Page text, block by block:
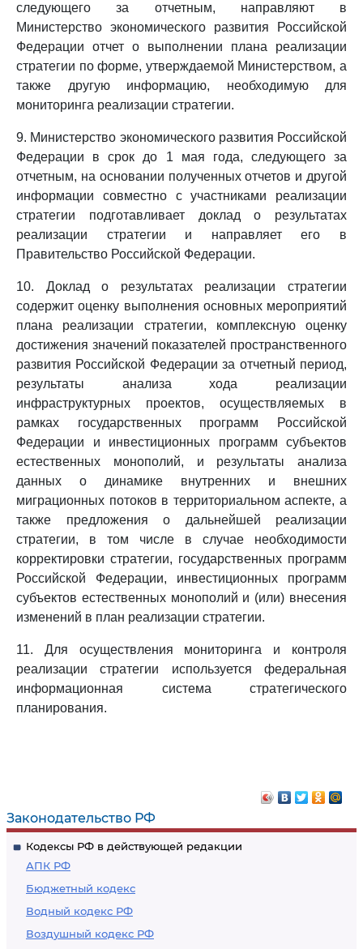
Законодательство РФ
Кодексы РФ в действующей редакции
АПК РФ
Бюджетный кодекс
Водный кодекс РФ
Воздушный кодекс РФ
следующего за отчетным, направляют в
Министерство экономического развития Российской
Федерации отчет о выполнении плана реализации
стратегии по форме, утверждаемой Министерством, а
также другую информацию, необходимую для
мониторинга реализации стратегии.
9. Министерство экономического развития Российской
Федерации в срок до 1 мая года, следующего за
отчетным, на основании полученных отчетов и другой
информации совместно с участниками реализации
стратегии подготавливает доклад о результатах
реализации стратегии и направляет его в
Правительство Российской Федерации.
10. Доклад о результатах реализации стратегии
содержит оценку выполнения основных мероприятий
плана реализации стратегии, комплексную оценку
достижения значений показателей пространственного
развития Российской Федерации за отчетный период,
результаты анализа хода реализации
инфраструктурных проектов, осуществляемых в
рамках государственных программ Российской
Федерации и инвестиционных программ субъектов
естественных монополий, и результаты анализа
данных о динамике внутренних и внешних
миграционных потоков в территориальном аспекте, а
также предложения о дальнейшей реализации
стратегии, в том числе в случае необходимости
корректировки стратегии, государственных программ
Российской Федерации, инвестиционных программ
субъектов естественных монополий и (или) внесения
изменений в план реализации стратегии.
11. Для осуществления мониторинга и контроля
реализации стратегии используется федеральная
информационная система стратегического
планирования.